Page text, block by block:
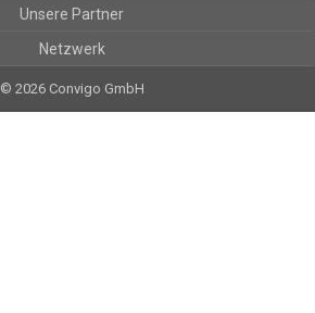
Unsere Partner
Netzwerk
© 2026 Convigo GmbH